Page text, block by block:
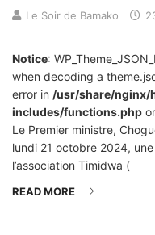
Le Soir de Bamako
Notice:
when decoding a
error in /usr/share/nginx/
includes/functions.php
Le Premier ministre,
lundi 21 octobre 2024,
l’association Timidwa (
READ MORE